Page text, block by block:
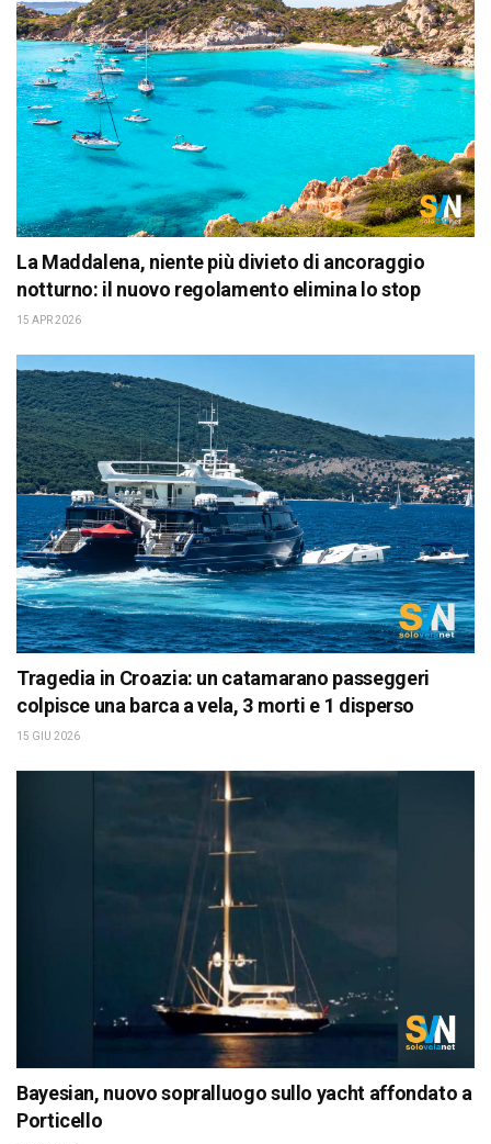
La Maddalena, niente più divieto di ancoraggio
notturno: il nuovo regolamento elimina lo stop
15 APR 2026
Tragedia in Croazia: un catamarano passeggeri
colpisce una barca a vela, 3 morti e 1 disperso
15 GIU 2026
Bayesian, nuovo sopralluogo sullo yacht affondato a
Porticello